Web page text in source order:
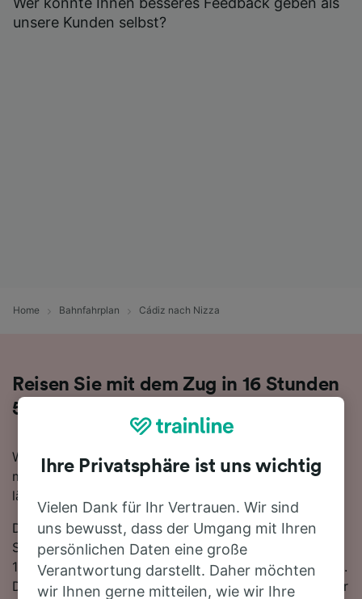
unsere Kunden selbst?
Home Bahnfahrplan Cádiz nach Nizza
Reisen Sie mit dem Zug in 16 Stunden
58 Minuten von Cádiz nach Nizza
Wenn Sie mehr über die Reise von Cádiz nach Nizza
mit dem Zug erfahren möchten, suchen Sie nicht
länger!
Die schnellste Reisezeit auf dieser Strecke beträgt 16
Stunden 58 Minuten, wobei etwa 2 Züge am Tag die
1399 km zwischen den beiden Bahnhöfen zurücklegen.
Die Fahrt zwischen Cádiz und Nizza ist trotz fehlender
Ihre Privatsphäre ist uns wichtig
Vielen Dank für Ihr Vertrauen. Wir sind
uns bewusst, dass der Umgang mit Ihren
persönlichen Daten eine große
Verantwortung darstellt. Daher möchten
wir Ihnen gerne mitteilen, wie wir Ihre